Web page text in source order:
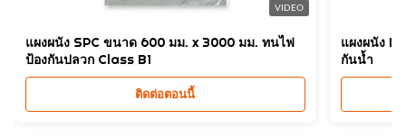
ใบแผ่นผนัง pvc มาร์บอร์ 1220*2440*8mm,
ผนังพีวีซีจากมาร์มเบอร์ถ่านหิน
VIDEO
แผงผนัง SPC ขนาด 600 มม. x 3000 มม. ทนไฟ
ป้องกันปลวก Class B1
ติดต่อตอนนี้
แผงผนัง
กันน้ำ